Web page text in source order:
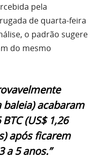
pela
de quarta-feira
o padrão sugere
do mesmo
acabaram
(US$ 1,26
após ficarem
a 5 anos.”